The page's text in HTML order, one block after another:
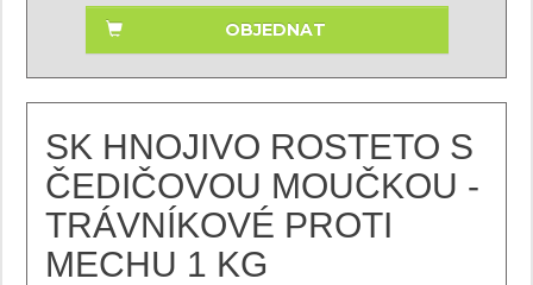
OBJEDNAT
SK HNOJIVO ROSTETO S
ČEDIČOVOU MOUČKOU -
TRÁVNÍKOVÉ PROTI
MECHU 1 KG